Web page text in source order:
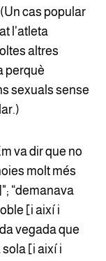
cas popular
l'atleta
altres
perquè
sexuals sense
va dir que no
molt més
“demanava
[i així i
vegada que
[i així i